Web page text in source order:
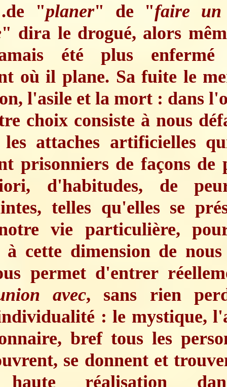
"planer" de "faire un
" dira le drogué, alors
été plus enfermé
où il plane. Sa fuite le
l'asile et la mort : dans
choix consiste à nous
les attaches artificielles
prisonniers de façons de
d'habitudes, de
telles qu'elles se
vie particulière,
cette dimension de nous
permet d'entrer
avec, sans rien
: le mystique,
bref tous les
se donnent et
réalisation